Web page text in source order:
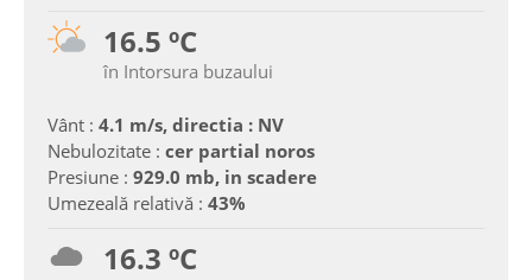
16.5 ºC
în Intorsura buzaului
Vânt : 4.1 m/s, directia : NV
Nebulozitate : cer partial noros
Presiune : 929.0 mb, in scadere
Umezeală relativă : 43%
16.3 ºC